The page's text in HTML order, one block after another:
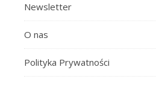
Newsletter
O nas
Polityka Prywatności